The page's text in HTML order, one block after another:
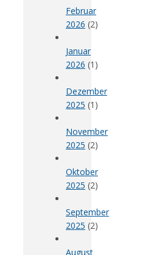
Februar
2026 (2)
Januar
2026 (1)
Dezember
2025 (1)
November
2025 (2)
Oktober
2025 (2)
September
2025 (2)
August